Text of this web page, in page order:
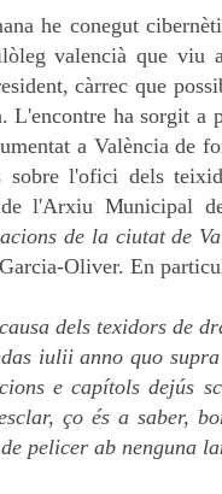
he conegut
valencià que viu
càrrec que
L'encontre ha sorgit a
a València de
sobre l'ofici dels
de l'Arxiu Municipal
de la ciutat de
Oliver. En
dels texidors de
iulii anno quo
e capítols dejús
ço és a saber,
pelicer ab nenguna